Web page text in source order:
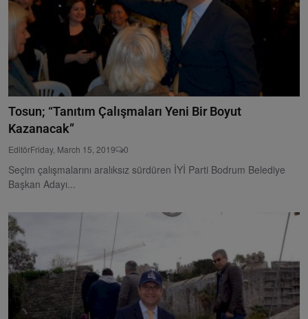
Tosun; “Tanıtım Çalışmaları Yeni Bir Boyut
Kazanacak”
EditörFriday, March 15, 2019 0
Seçim çalışmalarını aralıksız sürdüren İYİ Parti Bodrum Belediye
Başkan Adayı...